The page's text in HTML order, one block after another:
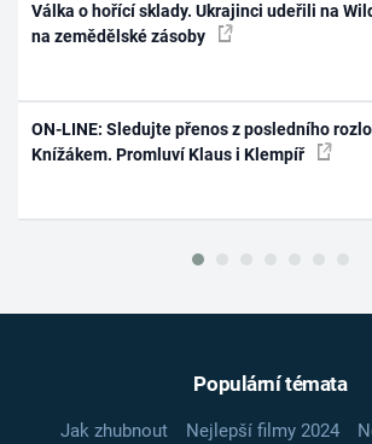
Válka o hořící sklady. Ukrajinci udeřili na
na zemědělské zásoby
ON-LINE: Sledujte přenos z posledního
Knížákem. Promluví Klaus i Klempíř
Populární témata
Jak zhubnout Nejlepší filmy 2024